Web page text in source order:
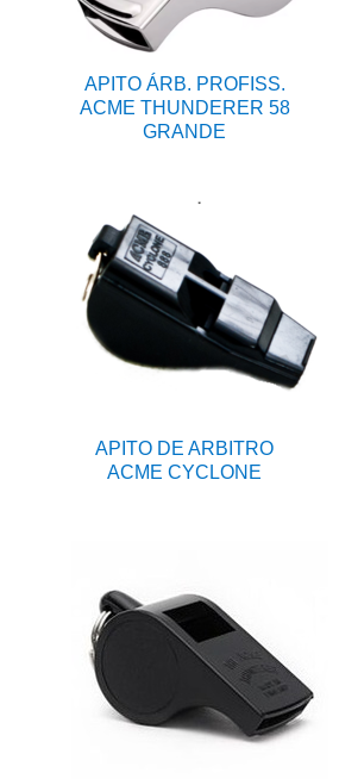
APITO ÁRB. PROFISS.
ACME THUNDERER 58
GRANDE
APITO DE ARBITRO
ACME CYCLONE